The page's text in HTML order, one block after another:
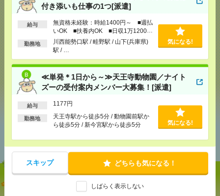
付き添いも仕事の1つ[派遣]
給与
無資格未経験：時給1400円～ ■週払
いOK ■扶養内OK ■日収1万1200円
以上
勤務地
川西能勢口駅 / 畦野駅 / 山下(兵庫県)
駅 / …
気になる!
≪単発＊1日から～≫天王寺動物園／ナイト
ズーの受付案内メンバー大募集！[派遣]
給与 1177円
勤務地
天王寺駅から徒歩5分 / 動物園前駅か
ら徒歩5分 / 新今宮駅から徒歩5分
気になる!
スキップ どちらも気になる！
しばらく表示しない
気になる！
メールで送る LINEで送る
シェア ツイート ブックマーク
あなたの閲覧履歴からの
おすすめ
【オープニング募集】おばあちゃんのお散歩付き添
いも仕事の1つ[派遣]